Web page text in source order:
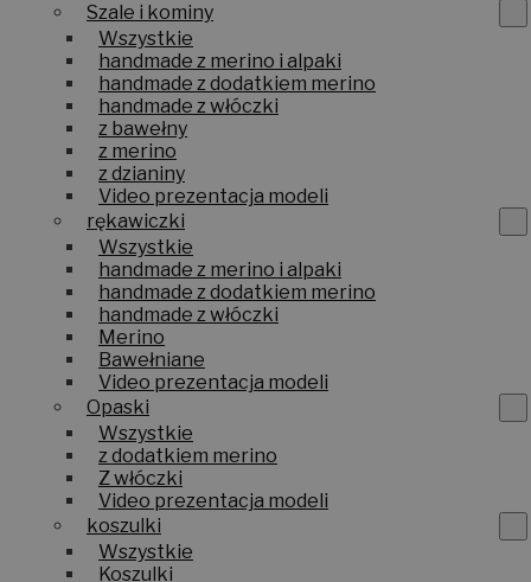
Szale i kominy
Wszystkie
handmade z merino i alpaki
handmade z dodatkiem merino
handmade z włóczki
z bawełny
z merino
z dzianiny
Video prezentacja modeli
rękawiczki
Wszystkie
handmade z merino i alpaki
handmade z dodatkiem merino
handmade z włóczki
Merino
Bawełniane
Video prezentacja modeli
Opaski
Wszystkie
z dodatkiem merino
Z włóczki
Video prezentacja modeli
koszulki
Wszystkie
Koszulki